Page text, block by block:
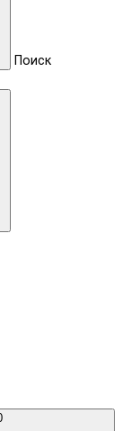
Поиск
+7 (921) 932-08-50